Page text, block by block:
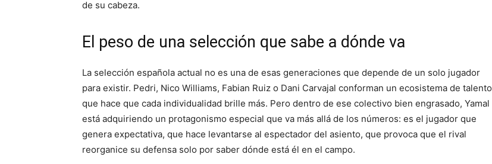
de su cabeza.
El peso de una selección que sabe a dónde va
La selección española actual no es una de esas generaciones que depende de un solo jugador
para existir. Pedri, Nico Williams, Fabian Ruiz o Dani Carvajal conforman un ecosistema de talento
que hace que cada individualidad brille más. Pero dentro de ese colectivo bien engrasado, Yamal
está adquiriendo un protagonismo especial que va más allá de los números: es el jugador que
genera expectativa, que hace levantarse al espectador del asiento, que provoca que el rival
reorganice su defensa solo por saber dónde está él en el campo.